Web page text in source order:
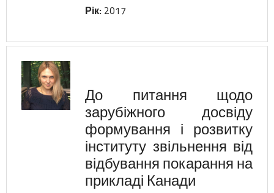
Рік:2017
До питання щодо
зарубіжного досвіду
формування і розвитку
інституту звільнення від
відбування покарання на
прикладі Канади
«Вісник Кримінального судочинства»
оновленої версії веб-сайту нашого
видання –
Запрошуємо авторів ознайомитися з
оновленими вимогами до оформлення
статей та подання матеріалів для
публікації за посиланням-Інструкції для